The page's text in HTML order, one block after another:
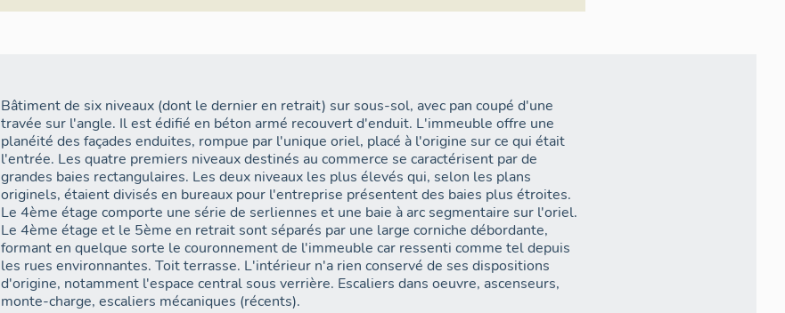
Bâtiment de six niveaux (dont le dernier en retrait) sur sous-sol, avec pan coupé d'une
travée sur l'angle. Il est édifié en béton armé recouvert d'enduit. L'immeuble offre une
planéité des façades enduites, rompue par l'unique oriel, placé à l'origine sur ce qui était
l'entrée. Les quatre premiers niveaux destinés au commerce se caractérisent par de
grandes baies rectangulaires. Les deux niveaux les plus élevés qui, selon les plans
originels, étaient divisés en bureaux pour l'entreprise présentent des baies plus étroites.
Le 4ème étage comporte une série de serliennes et une baie à arc segmentaire sur l'oriel.
Le 4ème étage et le 5ème en retrait sont séparés par une large corniche débordante,
formant en quelque sorte le couronnement de l'immeuble car ressenti comme tel depuis
les rues environnantes. Toit terrasse. L'intérieur n'a rien conservé de ses dispositions
d'origine, notamment l'espace central sous verrière. Escaliers dans oeuvre, ascenseurs,
monte-charge, escaliers mécaniques (récents).